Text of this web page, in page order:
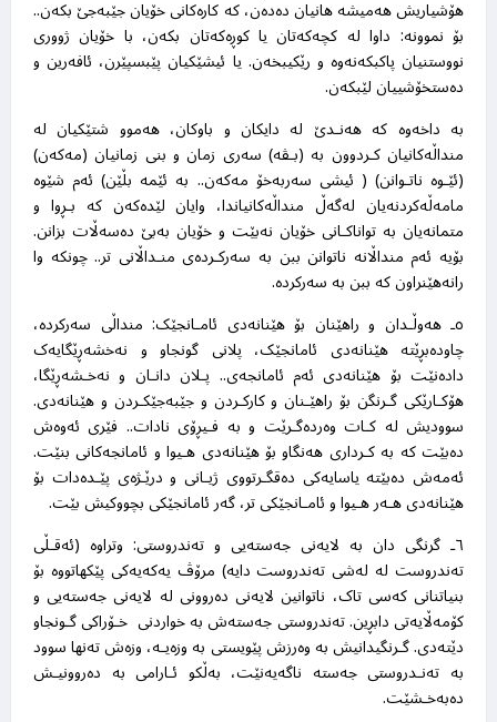
هۆشیاریش هەمیشە هانیان دەدەن، کە کارەکانی خۆیان جێبەجێ بکەن..
بۆ نموونە: داوا لە کچەکەتان یا کوڕەکەتان بکەن، با خۆیان ژووری
نووستنیان پاکبکەنەوە و رێکیبخەن. یا ئيشێکیان پێبسپێرن، ئافەرین و
دەستخۆشییان لێبکەن.
بە داخەوە کە هەنـدێ لە دایکان و باوکان، هەموو شتێکیان لە
منداڵەکانیان کـردوون بە (بـڤە) سەری زمان و بنی زمانیان (مەکەن)
(ئێـوە ناتـوانن) ( ئیشی سەربەخۆ مەکەن.. بە ئێمە بڵێن) ئەم شێوە
مامەڵەکردنەیان لەگەڵ منداڵەکانیاندا، وایان لێدەکەن کە بـڕوا و
متمانەیان بە تواناکـانی خۆیان نەبێت و خۆیان بەبێ دەسەڵات بزانن.
بۆیە ئەم منداڵانە ناتوانن ببن بە سەرکـردەی منـداڵانی تر.. چونکە وا
رانەهێنراون کە ببن بە سەرکردە.
٥ـ هەوڵـدان و راهێنان بۆ هێنانەدی ئامـانجێک: منداڵی سەرکردە،
چاودەبڕێتە هێنانەدی ئامانجێک، پلانی گونجاو و نەخشەڕێگایەک
دادەنێت بۆ هێنانەدی ئەم ئامانجەی.. پـلان دانـان و نەخـشەڕێگا،
هۆکـارێکی گـرنگن بۆ راهێـنان و کارکـردن و جێبەجێکـردن و هێنانەدی.
سوودیش لە کـات وەردەگـرێت و بە فـیڕۆی نادات.. فێری ئەوەش
دەبێت کە بە کـرداری هەنگاو بۆ هێنانەدی هـیوا و ئامانجەکانی بنێت.
ئەمەش دەبێتە یاسایەکی دەقگـرتووی ژیـانی و درێـژەی پێـدەدات بۆ
هێنانەدی هـەر هـیوا و ئامـانجێکی تر، گەر ئامانجێکی بچووکیش بێت.
٦ـ گرنگی دان بە لایەنی جەستەیی و تەندروستی: وتراوە (ئەقـڵی
تەندروست لە لەشی تەندروست دایە) مرۆڤ یەکەیەکی پێکهاتووە بۆ
بنیاتنانی کەسی تاک، ناتوانین لایەنی دەروونی لە لایەنی جەستەیی و
کۆمەڵایەتی دابڕین. تەندروستی جەستەش بە خواردنی خـۆراکی گـونجاو
دێتەدی. گـرنگیدانیش بە وەرزش پێویستی بە وزەیـە، وزەش تەنها سوود
بە تەنـدروستی جەستە ناگەیەنێت، بەڵکو ئـارامی بە دەروونیـش
دەبەخـشێت.